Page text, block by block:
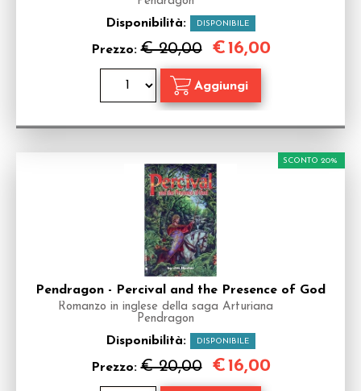
Disponibilità: DISPONIBILE
Prezzo:€ 20,00 €16,00
Pendragon - Percival and the Presence of God
Romanzo in inglese della saga Arturiana
Pendragon
Disponibilità: DISPONIBILE
Prezzo:€ 20,00
SCONTO 20%
€16,00